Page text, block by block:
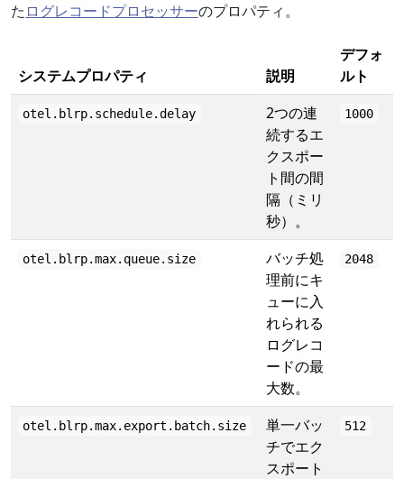
た ログレコードプロセッサーのプロパティ。
システムプロパティ 説明
デフォ
ルト
otel.blrp.schedule.delay
2つの連
続するエ
クスポー
ト間の間
隔（ミリ
秒）。
1000
otel.blrp.max.queue.size
バッチ処
理前にキ
ューに入
れられる
ログレコ
ードの最
大数。
2048
otel.blrp.max.export.batch.size
単一バッ
チでエク
スポート
512